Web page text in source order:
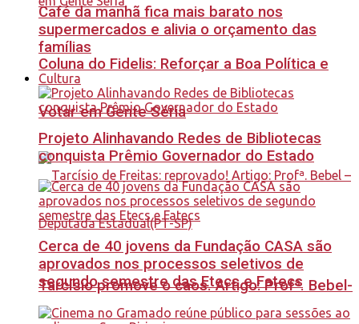
Coluna do Fidelis: Reforçar a Boa Política e
Votar em Gente Séria
Tarcísio promove o caos. Artigo: Profª. Bebel-
Café da manhã fica mais barato nos
supermercados e alivia o orçamento das
famílias
Cultura
Projeto Alinhavando Redes de Bibliotecas
conquista Prêmio Governador do Estado
Cerca de 40 jovens da Fundação CASA são
aprovados nos processos seletivos de
segundo semestre das Etecs e Fatecs